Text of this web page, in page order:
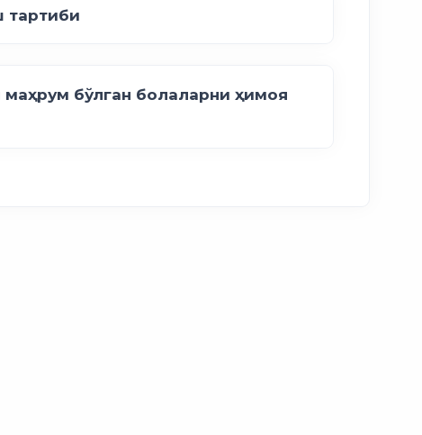
тартиби
маҳрум бўлган болаларни ҳимоя